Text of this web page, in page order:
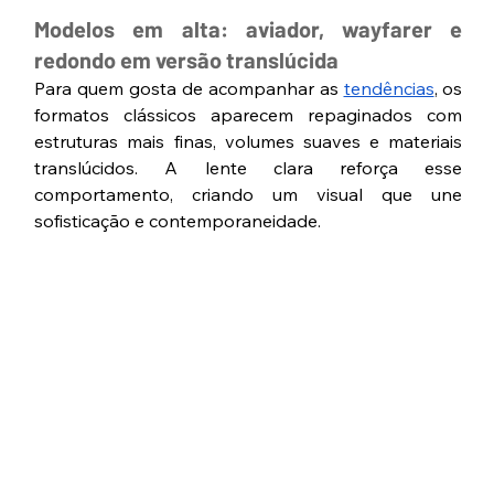
Modelos em alta: aviador, wayfarer e
redondo em versão translúcida
Para quem gosta de acompanhar as tendências, os
formatos clássicos aparecem repaginados com
estruturas mais finas, volumes suaves e materiais
translúcidos. A lente clara reforça esse
comportamento, criando um visual que une
sofisticação e contemporaneidade.